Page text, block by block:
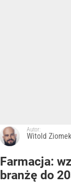
Autor:
Witold Ziomek
Farmacja:
branżę do